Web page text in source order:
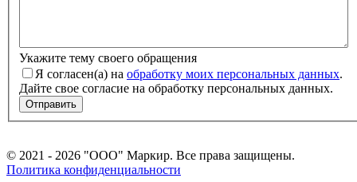
Укажите тему своего обращения
Я согласен(а) на обработку моих персональных данных.
Дайте свое согласие на обработку персональных данных.
Отправить
© 2021 - 2026 "ООО" Маркир. Все права защищены.
Политика конфиденциальности